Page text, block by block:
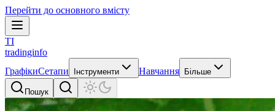
Перейти до основного вмісту
TI
tradinginfo
ГрафікиСетапи Інструменти Навчання Більше
Пошук